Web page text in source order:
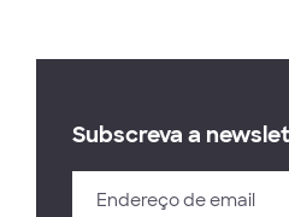
Subscreva a